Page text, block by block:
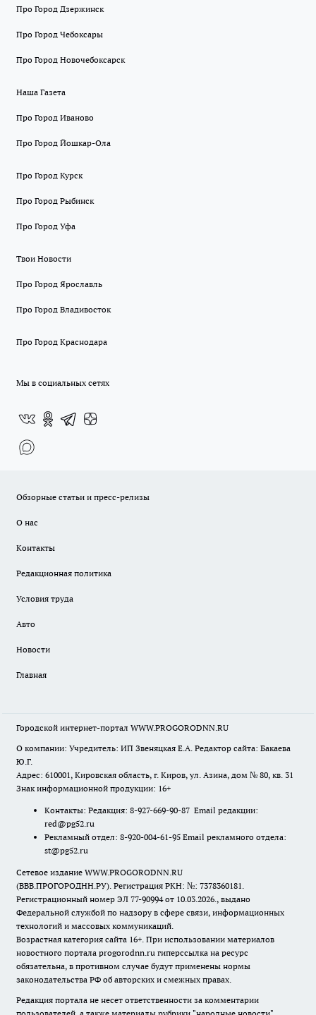
Про Город Дзержинск
Про Город Чебоксары
Про Город Новочебоксарск
Наша Газета
Про Город Иваново
Про Город Йошкар-Ола
Про Город Курск
Про Город Рыбинск
Про Город Уфа
Твои Новости
Про Город Ярославль
Про Город Владивосток
Про Город Краснодара
Мы в социальных сетях
Обзорные статьи и пресс-релизы
О нас
Контакты
Редакционная политика
Условия труда
Авто
Новости
Главная
Городской интернет-портал WWW.PROGORODNN.RU
О компании: Учредитель: ИП Звеняцкая Е.А. Редактор сайта: Бакаева
Ю.Г.
Адрес: 610001, Кировская область, г. Киров, ул. Азина, дом № 80, кв. 31
Знак информационной продукции: 16+
Контакты: Редакция: 8-927-669-90-87 Email редакции:
red@pg52.ru
Рекламный отдел: 8-920-004-61-95 Email рекламного отдела:
st@pg52.ru
Сетевое издание WWW.PROGORODNN.RU
(ВВВ.ПРОГОРОДНН.РУ). Регистрация РКН: №: 7378360181.
Регистрационный номер ЭЛ 77-90994 от 10.03.2026., выдано
Федеральной службой по надзору в сфере связи, информационных
технологий и массовых коммуникаций.
Возрастная категория сайта 16+. При использовании материалов
новостного портала progorodnn.ru гиперссылка на ресурс
обязательна, в противном случае будут применены нормы
законодательства РФ об авторских и смежных правах.
Редакция портала не несет ответственности за комментарии